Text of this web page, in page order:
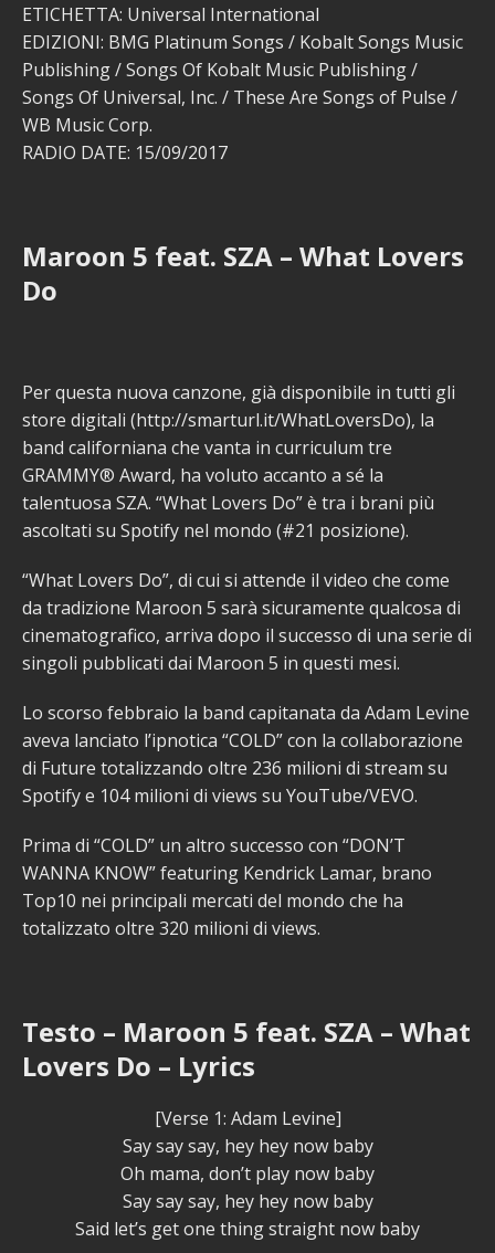
ETICHETTA: Universal International
EDIZIONI: BMG Platinum Songs / Kobalt Songs Music
Publishing / Songs Of Kobalt Music Publishing /
Songs Of Universal, Inc. / These Are Songs of Pulse /
WB Music Corp.
RADIO DATE: 15/09/2017
Maroon 5 feat. SZA – What Lovers
Do
Per questa nuova canzone, già disponibile in tutti gli
store digitali (http://smarturl.it/WhatLoversDo), la
band californiana che vanta in curriculum tre
GRAMMY® Award, ha voluto accanto a sé la
talentuosa SZA. “What Lovers Do” è tra i brani più
ascoltati su Spotify nel mondo (#21 posizione).
“What Lovers Do”, di cui si attende il video che come
da tradizione Maroon 5 sarà sicuramente qualcosa di
cinematografico, arriva dopo il successo di una serie di
singoli pubblicati dai Maroon 5 in questi mesi.
Lo scorso febbraio la band capitanata da Adam Levine
aveva lanciato l’ipnotica “COLD” con la collaborazione
di Future totalizzando oltre 236 milioni di stream su
Spotify e 104 milioni di views su YouTube/VEVO.
Prima di “COLD” un altro successo con “DON’T
WANNA KNOW” featuring Kendrick Lamar, brano
Top10 nei principali mercati del mondo che ha
totalizzato oltre 320 milioni di views.
Testo – Maroon 5 feat. SZA – What
Lovers Do – Lyrics
[Verse 1: Adam Levine]
Say say say, hey hey now baby
Oh mama, don’t play now baby
Say say say, hey hey now baby
Said let’s get one thing straight now baby